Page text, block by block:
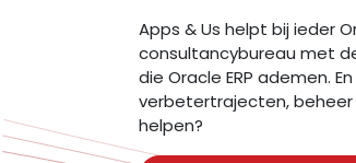
Apps & Us helpt bij ieder
consultancybureau met
die Oracle ERP ademen.
verbetertrajecten,
helpen?